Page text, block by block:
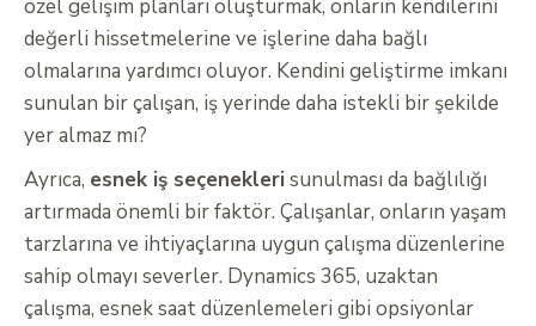
özel gelişim planları oluşturmak, onların kendilerini
değerli hissetmelerine ve işlerine daha bağlı
olmalarına yardımcı oluyor. Kendini geliştirme imkanı
sunulan bir çalışan, iş yerinde daha istekli bir şekilde
yer almaz mı?
Ayrıca, esnek iş seçeneklerisunulması da bağlılığı
artırmada önemli bir faktör. Çalışanlar, onların yaşam
tarzlarına ve ihtiyaçlarına uygun çalışma düzenlerine
sahip olmayı severler. Dynamics 365, uzaktan
çalışma, esnek saat düzenlemeleri gibi opsiyonlar